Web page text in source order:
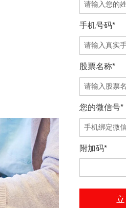
手机号码*
股票名称*
您的微信号*
附加码*